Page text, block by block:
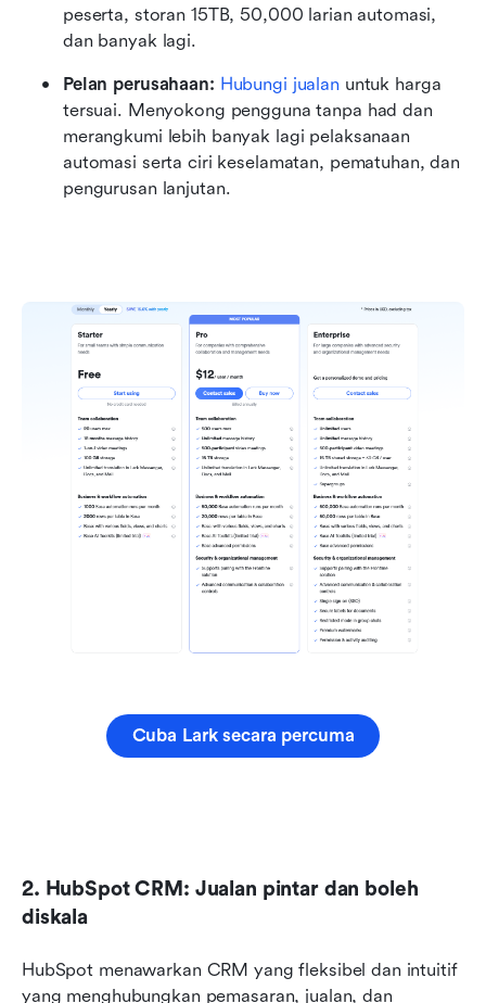
peserta, storan 15TB, 50,000 larian automasi,
dan banyak lagi.
Pelan perusahaan: Hubungi jualan untuk harga
tersuai. Menyokong pengguna tanpa had dan
merangkumi lebih banyak lagi pelaksanaan
automasi serta ciri keselamatan, pematuhan, dan
pengurusan lanjutan.
Cuba Lark secara percuma
2. HubSpot CRM: Jualan pintar dan boleh
diskala
HubSpot menawarkan CRM yang fleksibel dan intuitif
yang menghubungkan pemasaran, jualan, dan